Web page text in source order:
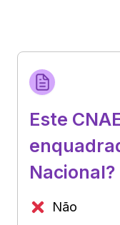
Este
Nacional?
Não